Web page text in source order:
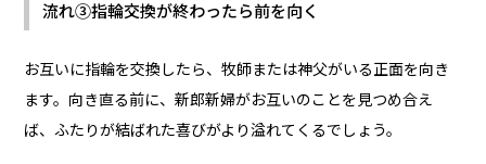
流れ③指輪交換が終わったら前を向く
お互いに指輪を交換したら、牧師または神父がいる正面を向き
ます。向き直る前に、新郎新婦がお互いのことを見つめ合え
ば、ふたりが結ばれた喜びがより溢れてくるでしょう。